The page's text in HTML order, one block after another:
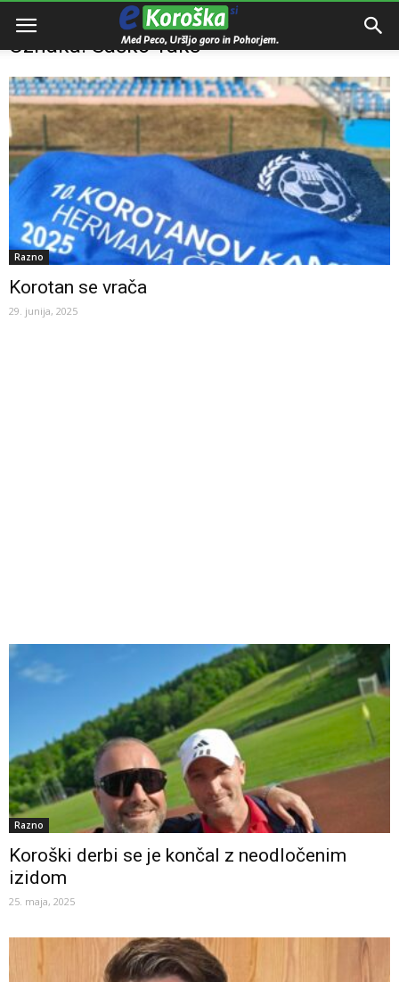
Domov Saško Taks
Oznaka: Saško Taks
Razno
Korotan se vrača
29. junija, 2025
Razno
Koroški derbi se je končal z neodločenim
izidom
25. maja, 2025